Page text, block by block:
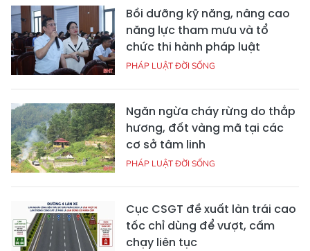
Bồi dưỡng kỹ năng, nâng cao
năng lực tham mưu và tổ
chức thi hành pháp luật
PHÁP LUẬT ĐỜI SỐNG
Ngăn ngừa cháy rừng do thắp
hương, đốt vàng mã tại các
cơ sở tâm linh
PHÁP LUẬT ĐỜI SỐNG
Cục CSGT đề xuất làn trái cao
tốc chỉ dùng để vượt, cấm
chạy liên tục